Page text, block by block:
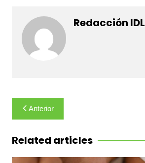
Redacción IDL
Navegación
de
entradas
Anterior
Related articles